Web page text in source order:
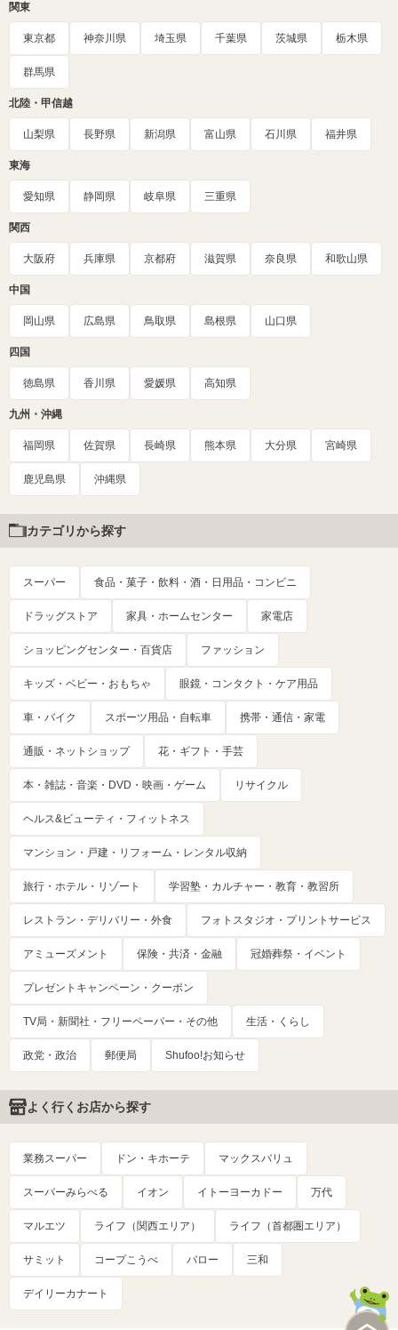
関東
東京都 神奈川県 埼玉県 千葉県 茨城県 栃木県
群馬県
北陸・甲信越
山梨県 長野県 新潟県 富山県 石川県 福井県
東海
愛知県 静岡県 岐阜県 三重県
関西
大阪府 兵庫県 京都府 滋賀県 奈良県 和歌山県
中国
岡山県 広島県 鳥取県 島根県 山口県
四国
徳島県 香川県 愛媛県 高知県
九州・沖縄
福岡県 佐賀県 長崎県 熊本県 大分県 宮崎県
鹿児島県 沖縄県
カテゴリから探す
スーパー 食品・菓子・飲料・酒・日用品・コンビニ
ドラッグストア 家具・ホームセンター 家電店
ショッピングセンター・百貨店 ファッション
キッズ・ベビー・おもちゃ 眼鏡・コンタクト・ケア用品
車・バイク スポーツ用品・自転車 携帯・通信・家電
通販・ネットショップ 花・ギフト・手芸
本・雑誌・音楽・DVD・映画・ゲーム リサイクル
ヘルス&ビューティ・フィットネス
マンション・戸建・リフォーム・レンタル収納
旅行・ホテル・リゾート 学習塾・カルチャー・教育・教習所
レストラン・デリバリー・外食 フォトスタジオ・プリントサービス
アミューズメント 保険・共済・金融 冠婚葬祭・イベント
プレゼントキャンペーン・クーポン
TV局・新聞社・フリーペーパー・その他 生活・くらし
政党・政治 郵便局 Shufoo!お知らせ
よく行くお店から探す
業務スーパー ドン・キホーテ マックスバリュ
スーパーみらべる イオン イトーヨーカドー 万代
マルエツ ライフ（関西エリア） ライフ（首都圏エリア）
サミット コープこうべ バロー 三和
デイリーカナート